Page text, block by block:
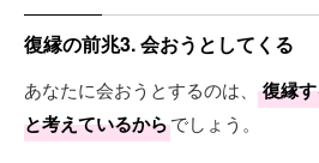
復縁の前兆3. 会おうとしてくる
あなたに会おうとするのは、
復縁
と考えているからでしょう。